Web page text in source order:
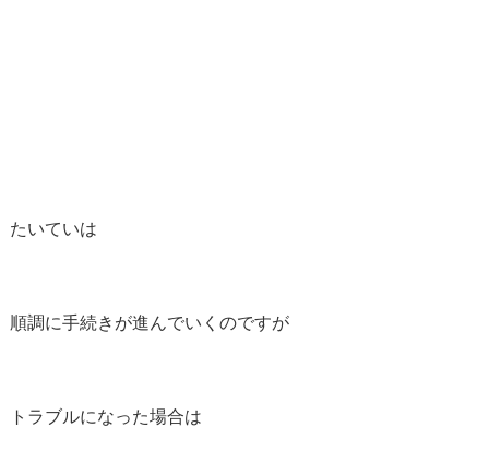
たいていは
順調に手続きが進んでいくのですが
トラブルになった場合は